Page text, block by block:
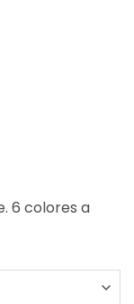
6 colores a